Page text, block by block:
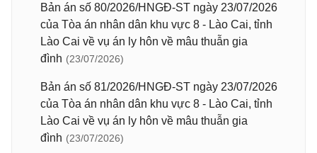
Bản án số 80/2026/HNGĐ-ST ngày 23/07/2026
của Tòa án nhân dân khu vực 8 - Lào Cai, tỉnh
Lào Cai về vụ án ly hôn về mâu thuẫn gia
đình (23/07/2026)
Bản án số 81/2026/HNGĐ-ST ngày 23/07/2026
của Tòa án nhân dân khu vực 8 - Lào Cai, tỉnh
Lào Cai về vụ án ly hôn về mâu thuẫn gia
đình (23/07/2026)